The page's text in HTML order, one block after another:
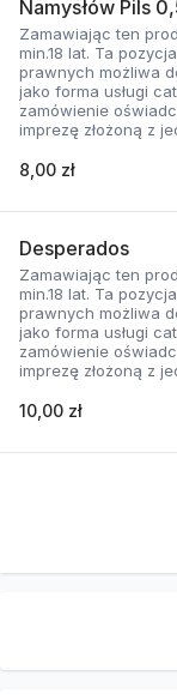
Namysłów Pils
Zamawiając ten
min.18 lat. Ta
prawnych możliwa
jako forma usługi
zamówienie
imprezę złożoną z
8,00 zł
Desperados
Zamawiając ten
min.18 lat. Ta
prawnych możliwa
jako forma usługi
zamówienie
imprezę złożoną z
10,00 zł